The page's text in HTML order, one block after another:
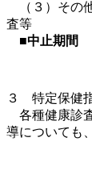
（３）その
査等
■中止期間
３ 特定保健
各種健康診
導についても